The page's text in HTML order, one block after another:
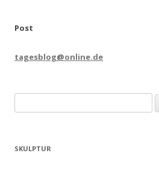
Post
tagesblog@online.de
nach:
SKULPTUR